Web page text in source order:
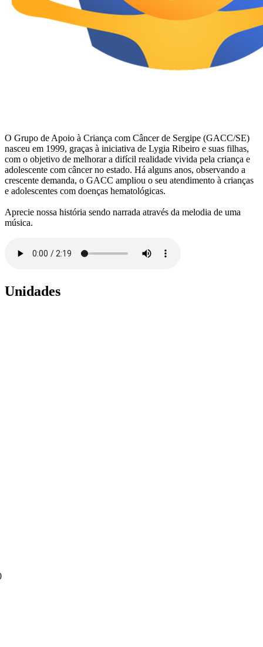
O Grupo de Apoio à Criança com Câncer de Sergipe (GACC/SE)
nasceu em 1999, graças à iniciativa de Lygia Ribeiro e suas filhas,
com o objetivo de melhorar a difícil realidade vivida pela criança e
adolescente com câncer no estado. Há alguns anos, observando a
crescente demanda, o GACC ampliou o seu atendimento à crianças
e adolescentes com doenças hematológicas.
Aprecie nossa história sendo narrada através da melodia de uma
música.
Unidades